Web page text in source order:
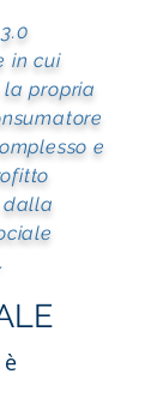
3.0
in cui
propria
e
dalla
.